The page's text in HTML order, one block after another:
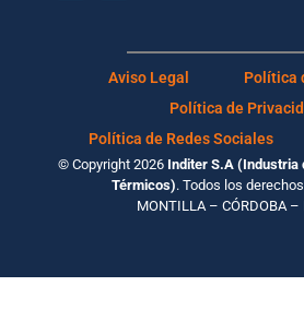
Aviso Legal
Política
Política de
Política de Redes Sociales
© Copyright 2026 Inditer S.A (Industria
Térmicos). Todos los
MONTILLA – CÓRDOBA –